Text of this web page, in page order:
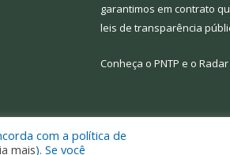
garantimos em contrato
leis de transparência
Conheça o PNTP e o
Mapa do Site
com a política de
mais). Se você